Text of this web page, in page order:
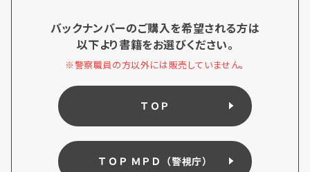
バックナンバーのご購入を希望される方は
以下より書籍をお選びください。
※警察職員の方以外には販売していません。
ＴＯＰ
ＴＯＰ ＭＰＤ（警視庁）